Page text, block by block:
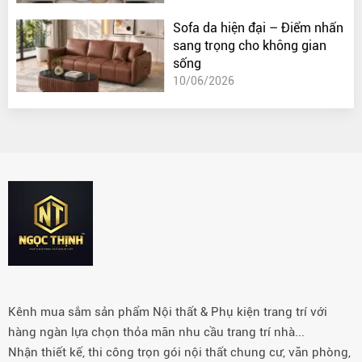
Sofa da hiện đại – Điểm nhấn
sang trọng cho không gian
sống
10/06/2026
Kênh mua sắm sản phẩm Nội thất & Phụ kiện trang trí với
hàng ngàn lựa chọn thỏa mãn nhu cầu trang trí nhà...
Nhận thiết kế, thi công trọn gói nội thất chung cư, văn phòng,